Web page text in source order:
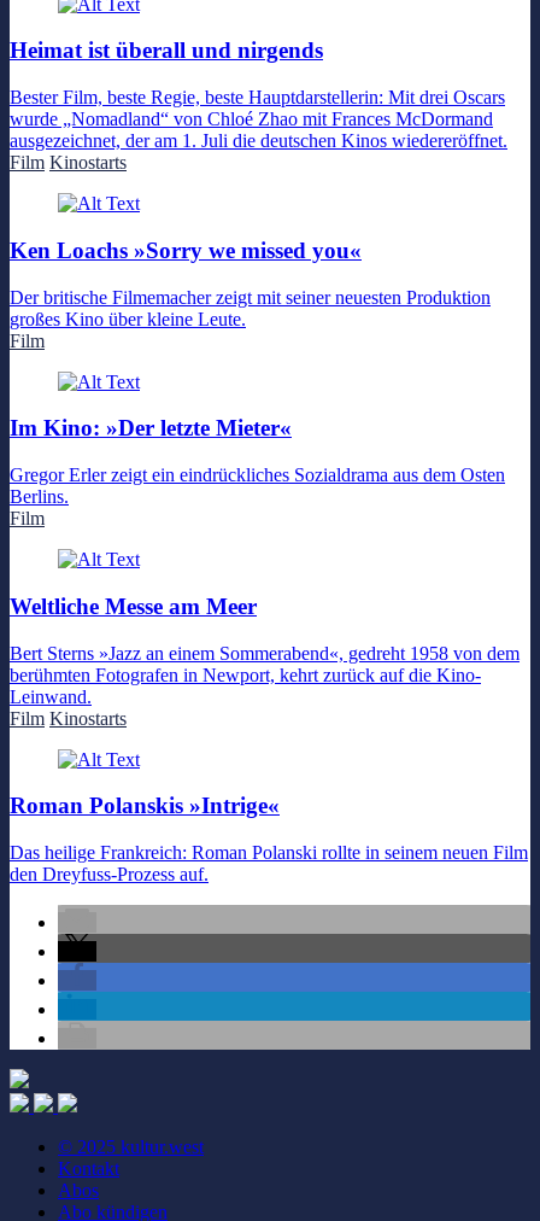
Heimat ist überall und nirgends
Bester Film, beste Regie, beste Hauptdarstellerin: Mit drei Oscars
wurde „Nomadland“ von Chloé Zhao mit Frances McDormand
ausgezeichnet, der am 1. Juli die deutschen Kinos wiedereröffnet.
Film Kinostarts
Ken Loachs »Sorry we missed you«
Der britische Filmemacher zeigt mit seiner neuesten Produktion
großes Kino über kleine Leute.
Film
Im Kino: »Der letzte Mieter«
Gregor Erler zeigt ein eindrückliches Sozialdrama aus dem Osten
Berlins.
Film
Weltliche Messe am Meer
Bert Sterns »Jazz an einem Sommerabend«, gedreht 1958 von dem
berühmten Fotografen in Newport, kehrt zurück auf die Kino-
Leinwand.
Film Kinostarts
Roman Polanskis »Intrige«
Das heilige Frankreich: Roman Polanski rollte in seinem neuen Film
den Dreyfuss-Prozess auf.
© 2025 kultur.west
Kontakt
Abos
Abo kündigen